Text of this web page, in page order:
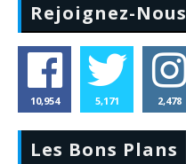
Rejoignez-Nous
10,954 5,171 2,478
Les Bons Plans